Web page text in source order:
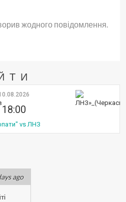
жодного повідомлення.
18:00
vs ЛНЗ
ago